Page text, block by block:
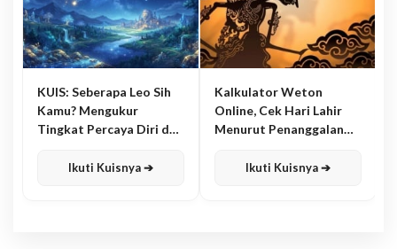
KUIS: Seberapa Leo Sih
Kamu? Mengukur
Tingkat Percaya Diri dan
Ikuti Kuisnya ➔
Kalkulator Weton
Online, Cek Hari Lahir
Menurut Penanggalan
Ikuti Kuisnya ➔